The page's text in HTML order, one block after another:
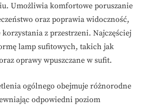
Umożliwia komfortowe poruszanie
oraz poprawia widoczność,
korzystania z przestrzeni. Najczęściej
lamp sufitowych, takich jak
oprawy wpuszczane w sufit.
ogólnego obejmuje różnorodne
odpowiedni poziom